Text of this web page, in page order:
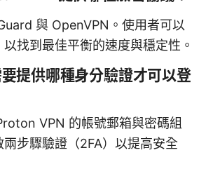
與 OpenVPN。使用者可以
找到最佳平衡的速度與穩定性。
提供哪種身分驗證才可以登
VPN 的帳號郵箱與密碼組
步驟驗證（2FA）以提高安全